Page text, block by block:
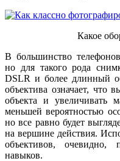
Какое
В большинство
но для такого рода
DSLR и более длинный
объектива означает, что
объекта и увеличивать
меньшей вероятностью
но все равно будет
на вершине действия.
объективов, очевидно,
навыков.